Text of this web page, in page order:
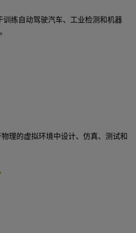
训练自动驾驶汽车、工业检测和机器
理的虚拟环境中设计、仿真、测试和